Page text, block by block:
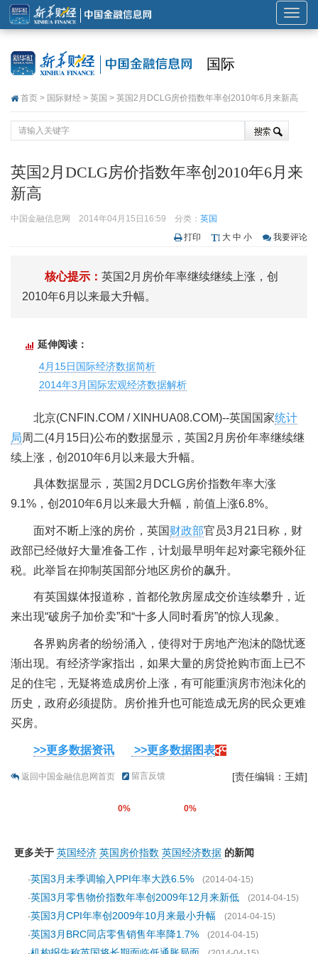
展
开
导
国际
首页 > 国际财经 > 英国 > 英国2月DCLG房价指数年率创2010年6月来新高
英国2月DCLG房价指数年率创2010年6月来
新高
中国金融信息网 2014年04月15日16:59 分类： 英国
打印
大 中 小 我要评论
核心提示： 英国2月房价年率继续继续上涨，创
2010年6月以来最大升幅。
延伸阅读：
4月15日国际经济数据简析
2014年3月国际宏观经济数据解析
北京(CNFIN.COM / XINHUA08.COM)--英国国家统计
局周二(4月15日)公布的数据显示，英国2月房价年率继续继
续上涨，创2010年6月以来最大升幅。
具体数据显示，英国2月DCLG房价指数年率大涨
9.1%，创2010年6月以来最大升幅，前值上涨6.8%。
面对不断上涨的房价，英国 财政部官员3月21日称，财
政部已经做好大量准备工作，计划最早明年起对豪宅额外征
税。此举旨在抑制英国部分地区房价的飙升。
有英国媒体报道称，首都伦敦房屋成交价连续攀升，近
来出现“破房子加价卖”和“十多人同时看房”的惊人现象。
各界购房者的纷纷涌入，使得对于房地产泡沫的隐忧逐
渐出现。有经济学家指出，如果大量的房贷抢购市面上已不
足的住宅，无疑将造成房价上涨，有可能重演房市泡沫化的
历史，政府必须提防。房价推升也可能造成无房的民众更难
买房。
>>更多数据资讯 >>更多数据图表
返回中国金融信息网首页 留言反馈 [责任编辑：王婧]
0% 0%
更多关于 英国经济 英国房价指数 英国经济数据 的新闻
·英国3月未季调输入PPI年率大跌6.5%
(2014-04-15)
·英国3月零售物价指数年率创2009年12月来新低
(2014-04-15)
·英国3月CPI年率创2009年10月来最小升幅
(2014-04-15)
·英国3月BRC同店零售销售年率降1.7%
(2014-04-15)